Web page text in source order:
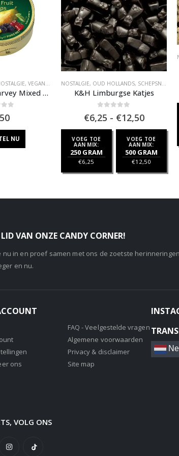
, VEGAN / VEGGIE ,VERPAKT SNOEP
Cavendish & Harvey Mixed Fruit Drops
NU
NOSTALGIE, OUD HOLLANDS, SCHEPSNOEP
K&H Limburgse Katjes
€6,25 - €12,50
tot
€12,50
VOEG TOE
AAN MIX:
250 GRAM
€6,25
VOEG TOE
AAN MIX:
500 GRAM
€12,50
VAN ONZE CANDY CORNER!
nu in en proef samen met ons de zoetste herinneringen
en nu.
ons
FAQ - Veelgestelde vragen
Algemene voorwaarden
Privacy & disclaimer
Site map
VOLG ONS